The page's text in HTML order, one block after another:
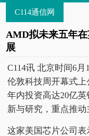
C114通信网
AMD拟未来五年
展
C114讯 北京时间6
伦敦科技周开幕式
年内投资高达20亿
新与研究，重点推动
这家美国芯片公司表